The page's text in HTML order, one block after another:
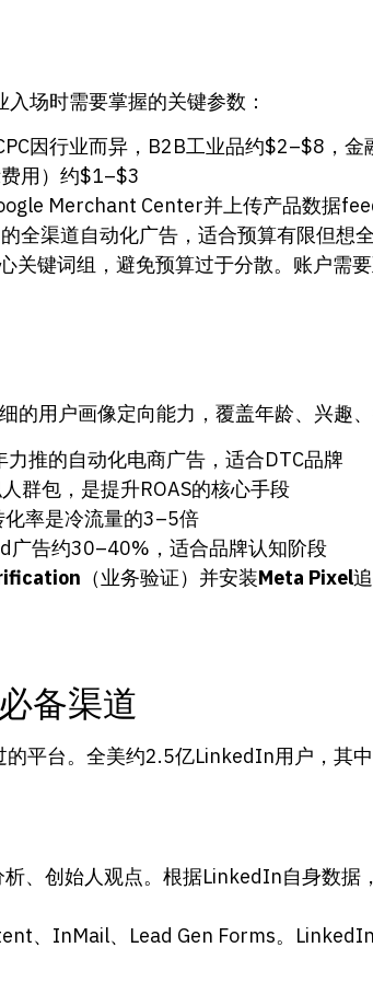
场时需要掌握的关键参数：
因行业而异，B2B工业品约$2–$8，
费用）约$1–$3
Merchant Center并上传产品数据
全渠道自动化广告，适合预算有限但想
关键词组，避免预算过于分散。账户需
用户画像定向能力，覆盖年龄、兴趣、
力推的自动化电商广告，适合DTC品牌
群包，是提升ROAS的核心手段
化率是冷流量的3–5倍
广告约30–40%，适合品牌认知阶段
（业务验证）并安装Meta Pixel
备渠道
平台。全美约2.5亿LinkedIn用户，其
析、创始人观点。根据LinkedIn自身数
、InMail、Lead Gen Forms。